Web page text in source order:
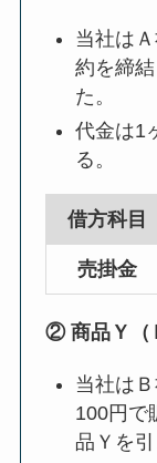
当社は
約を締
た。
代金は1
る。
借方科目
売掛金
② 商品Ｙ（
当社は
100円で
品Ｙを引